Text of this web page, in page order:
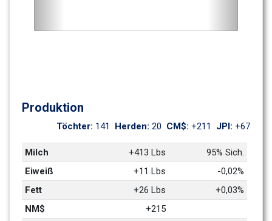
Produktion
Töchter: 141 Herden: 20 CM$: +211 JPI: +67
Milch +413 Lbs
95% Sich.
Eiweiß
+11 Lbs
-0,02%
Fett
+26 Lbs
+0,03%
NM$
+215